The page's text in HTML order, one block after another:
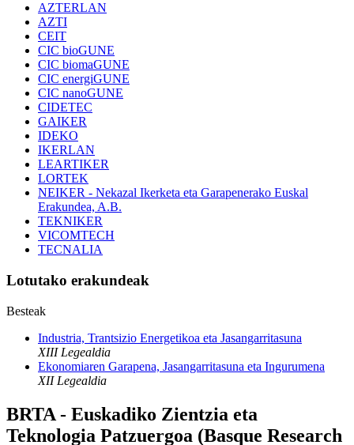
AZTERLAN
AZTI
CEIT
CIC bioGUNE
CIC biomaGUNE
CIC energiGUNE
CIC nanoGUNE
CIDETEC
GAIKER
IDEKO
IKERLAN
LEARTIKER
LORTEK
NEIKER - Nekazal Ikerketa eta Garapenerako Euskal
Erakundea, A.B.
TEKNIKER
VICOMTECH
TECNALIA
Lotutako erakundeak
Besteak
Industria, Trantsizio Energetikoa eta Jasangarritasuna
XIII Legealdia
Ekonomiaren Garapena, Jasangarritasuna eta Ingurumena
XII Legealdia
BRTA - Euskadiko Zientzia eta
Teknologia Patzuergoa (Basque Research